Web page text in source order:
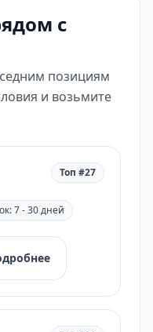
с
позициям
и возьмите
Топ #27
7 - 30 дней